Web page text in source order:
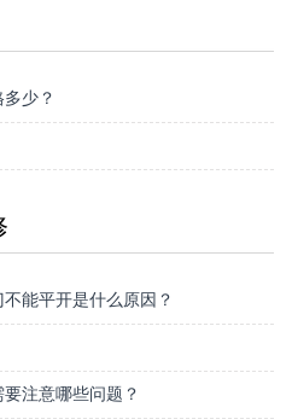
少？
能平开是什么原因？
注意哪些问题？